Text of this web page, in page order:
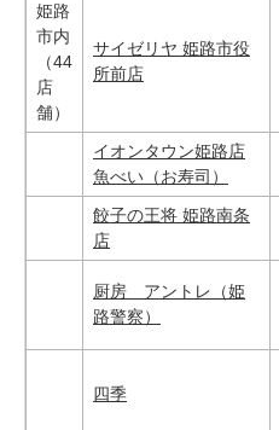
姫路
市内
（44
店
舗）
サイゼリヤ 姫路市役
所前店
イオンタウン姫路店
魚べい（お寿司）
餃子の王将 姫路南条
店
厨房 アントレ（姫
路警察）
四季